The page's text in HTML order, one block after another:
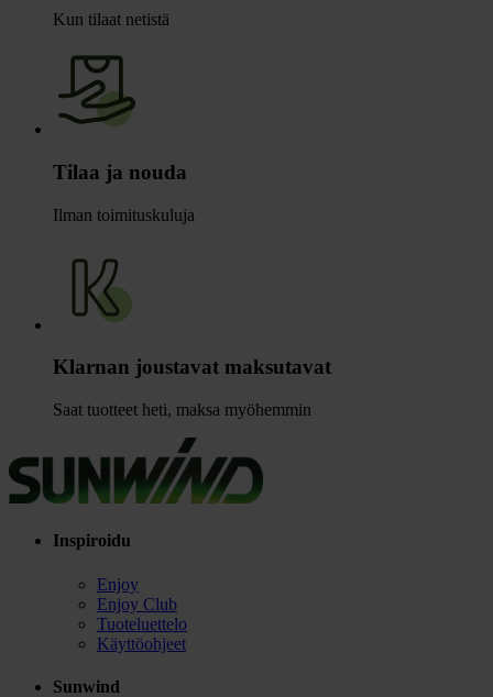
Kun tilaat netistä
Tilaa ja nouda
Ilman toimituskuluja
Klarnan joustavat maksutavat
Saat tuotteet heti, maksa myöhemmin
Inspiroidu
Enjoy
Enjoy Club
Tuoteluettelo
Käyttöohjeet
Sunwind